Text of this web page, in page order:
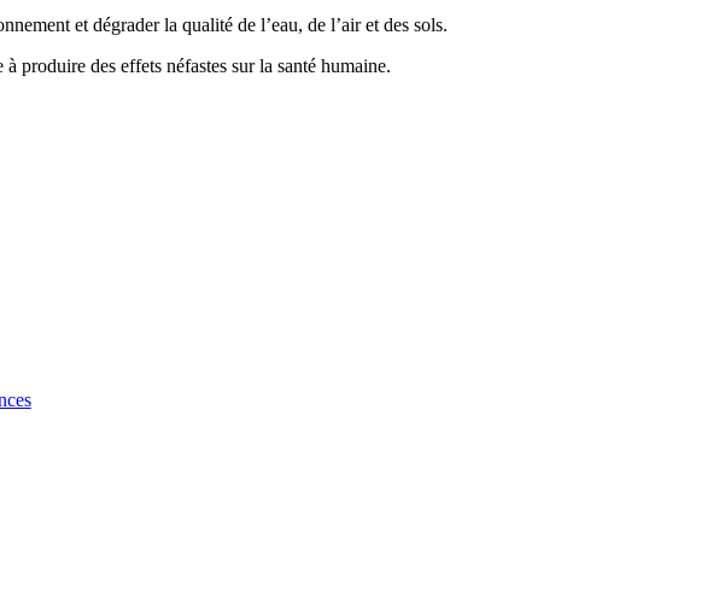
et dégrader la qualité de l’eau, de l’air et des sols.
produire des effets néfastes sur la santé humaine.